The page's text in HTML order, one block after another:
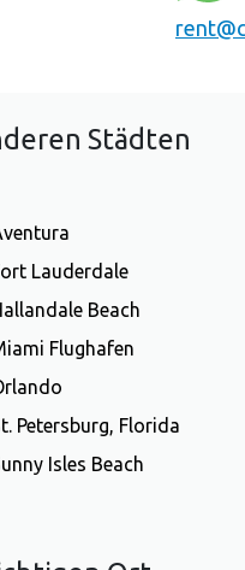
Städten
Lauderdale
Beach
Flughafen
Petersburg, Florida
Isles Beach